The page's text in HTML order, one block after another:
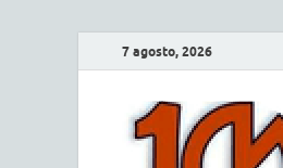
7 agosto, 2026